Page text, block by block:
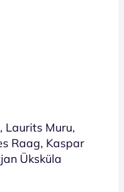
Laurits Muru,
Raag, Kaspar
Üksküla